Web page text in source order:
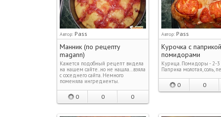
Автор: Pass
Манник (по рецепту
magann)
Кажется подобный рецепт видела
на нашем сайте..но не нашла...взяла
с соседнего сайта. Немного
поменяла ингредиенты.
0 0 0
Автор: Pass
Курочка с
помидорами
Курица. Помидоры - 2-3
Паприка молотая, соль,
0 0